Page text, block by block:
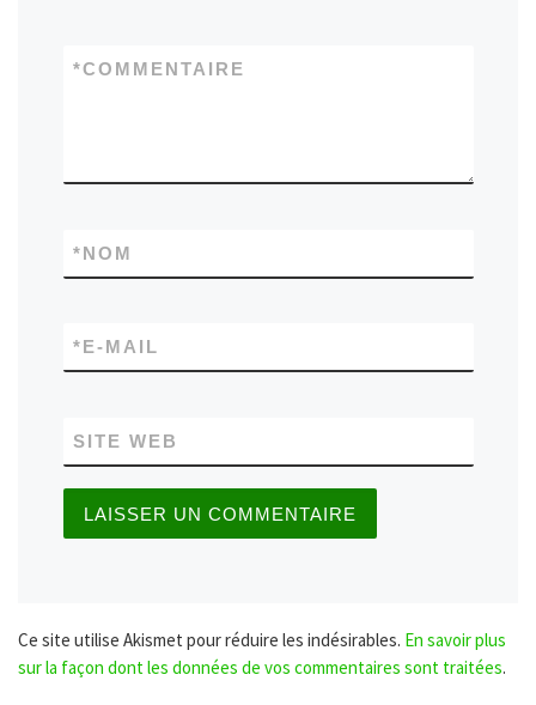
COMMENTAIRE
*
NOM
*
E-MAIL
*
SITE WEB
Ce site utilise Akismet pour réduire les indésirables. En savoir plus
sur la façon dont les données de vos commentaires sont traitées.